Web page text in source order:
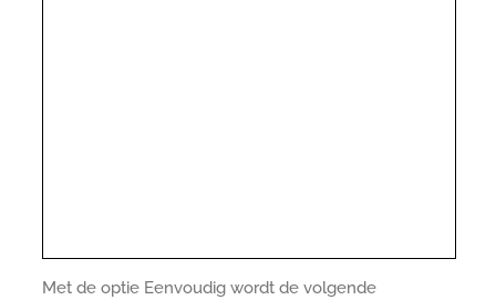
Met de optie Eenvoudig wordt de volgende